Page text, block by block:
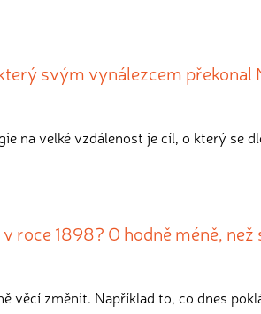
svým vynálezcem překonal
na velké vzdálenost je cíl, o který se
roce 1898? O hodně méně, než
věcí změnit. Například to, co dnes